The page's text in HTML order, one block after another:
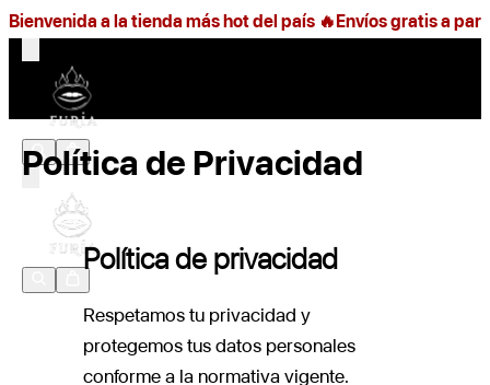
Bienvenida a la tienda más hotdel país 🔥Envíos gratisa
Política de Privacidad
Política de privacidad
Respetamos tu privacidad y
protegemos tus datos personales
conforme a la normativa vigente.